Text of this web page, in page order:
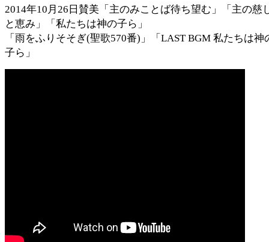
2014年10月26日賛美「主のみことば待ち望む」「主の慈
と恵み」「私たちは神の子ら」
「雨をふりそそぎ(聖歌570番)」「LAST BGM 私たちは神
子ら」